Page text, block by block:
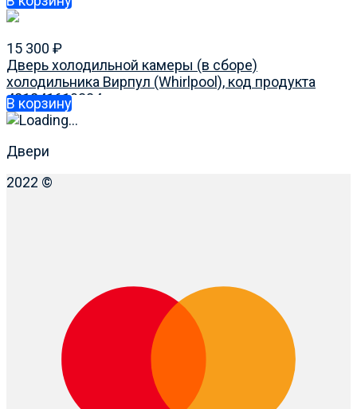
15 300 ₽
Дверь холодильной камеры (в сборе)
холодильника Вирпул (Whirlpool), код продукта
481241610334
В корзину
Двери
2022 ©